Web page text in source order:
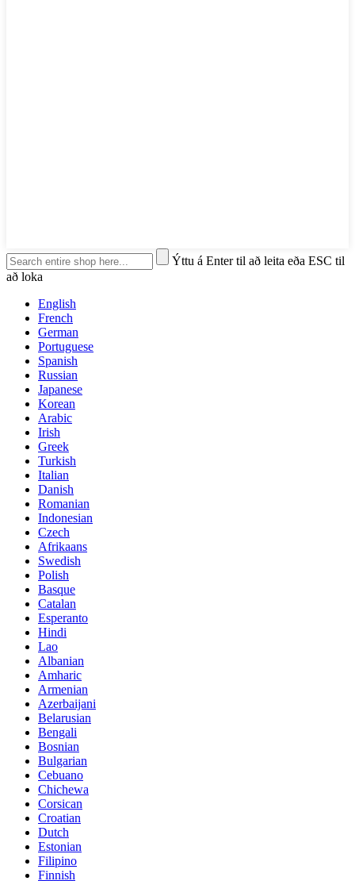
Ýttu á Enter til að leita eða ESC til
að loka
English
French
German
Portuguese
Spanish
Russian
Japanese
Korean
Arabic
Irish
Greek
Turkish
Italian
Danish
Romanian
Indonesian
Czech
Afrikaans
Swedish
Polish
Basque
Catalan
Esperanto
Hindi
Lao
Albanian
Amharic
Armenian
Azerbaijani
Belarusian
Bengali
Bosnian
Bulgarian
Cebuano
Chichewa
Corsican
Croatian
Dutch
Estonian
Filipino
Finnish